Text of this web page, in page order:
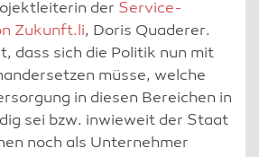
der Service-
Zukunft.li, Doris Quaderer.
dass sich die Politik nun mit
müsse, welche
in diesen Bereichen in
sei bzw. inwieweit der Staat
noch als Unternehmer